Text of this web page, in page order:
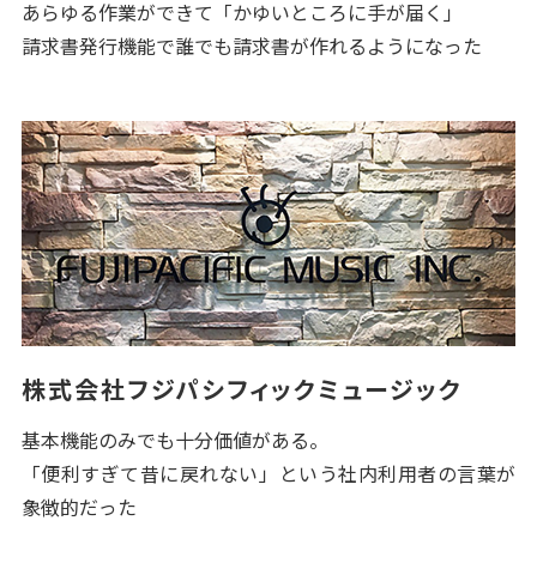
あらゆる作業ができて「かゆいところに手が届く」
請求書発行機能で誰でも請求書が作れるようになった
株式会社フジパシフィックミュージック
基本機能のみでも十分価値がある。
「便利すぎて昔に戻れない」という社内利用者の言葉が
象徴的だった